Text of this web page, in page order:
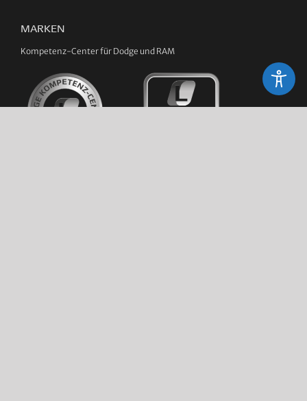
MARKEN
Kompetenz-Center für Dodge und RAM